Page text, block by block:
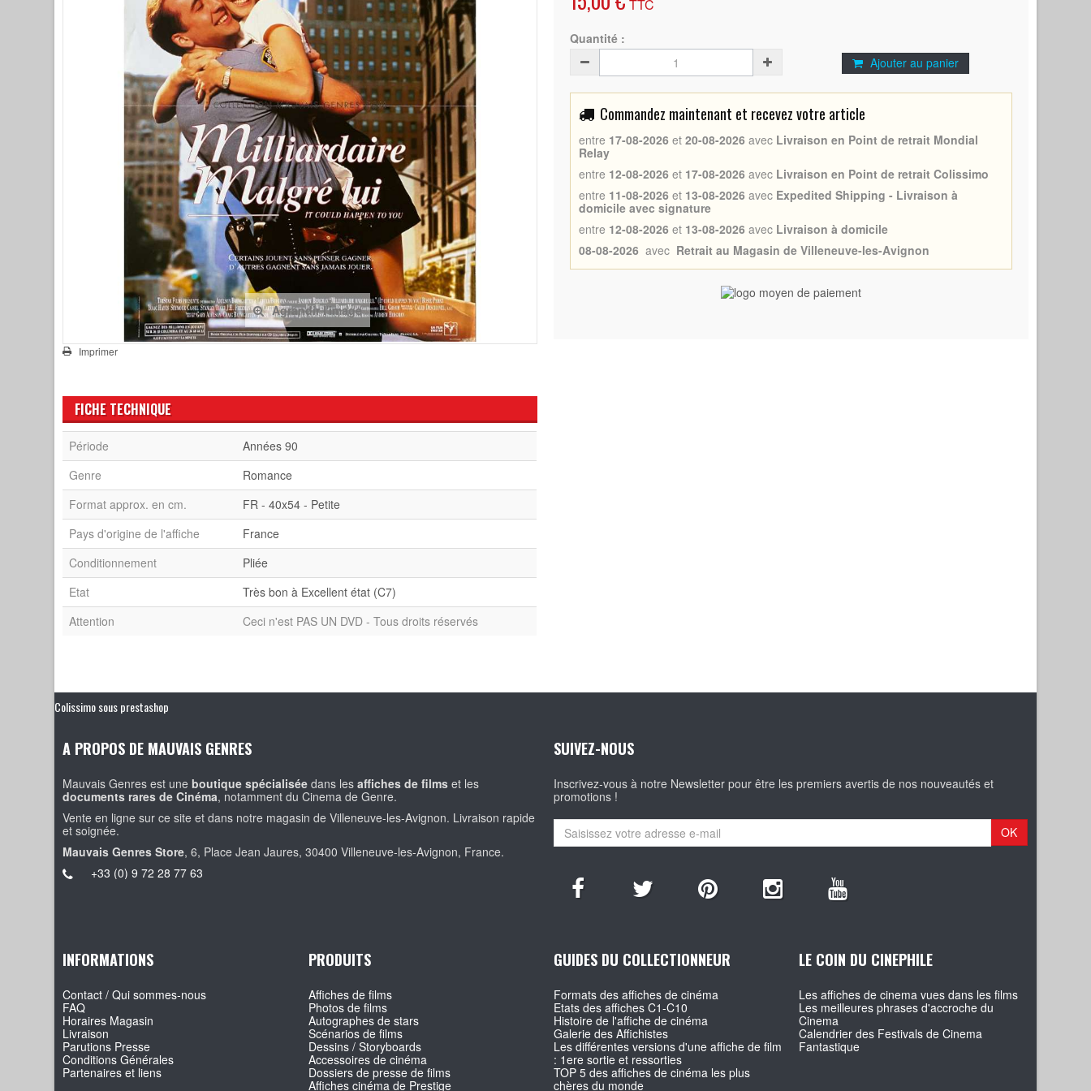
Agrandir l'image
Imprimer
TTC
Quantité :
Ajouter au panier
Commandez maintenant et recevez votre article
entre 17-08-2026 et 20-08-2026 avec Livraison en Point de retrait Mondial
Relay
entre 12-08-2026 et 17-08-2026 avec Livraison en Point de retrait Colissimo
entre 11-08-2026 et 13-08-2026 avec Expedited Shipping - Livraison à
domicile avec signature
entre 12-08-2026 et 13-08-2026 avec Livraison à domicile
08-08-2026 avec Retrait au Magasin de Villeneuve-les-Avignon
FICHE TECHNIQUE
Période
Années 90
Genre
Romance
Format approx. en cm.
FR - 40x54 - Petite
Pays d'origine de l'affiche
France
Conditionnement
Pliée
Etat
Très bon à Excellent état (C7)
Attention
Ceci n'est PAS UN DVD - Tous droits réservés
Colissimo sous prestashop
A PROPOS DE MAUVAIS GENRES
Mauvais Genres est uneboutique spécialisée dans lesaffiches de films et les
documents rares de Cinéma, notamment du Cinema de Genre.
Vente en ligne sur ce site et dans notre magasin de Villeneuve-les-Avignon. Livraison rapide
et soignée.
Mauvais Genres Store, 6, Place Jean Jaures, 30400 Villeneuve-les-Avignon, France.
+33 (0) 9 72 28 77 63
SUIVEZ-NOUS
Inscrivez-vous à notre Newsletter pour être les premiers avertis de nos nouveautés et
promotions !
OK
INFORMATIONS
Contact / Qui sommes-nous
FAQ
Horaires Magasin
Livraison
Parutions Presse
Conditions Générales
Partenaires et liens
PRODUITS
Affiches de films
Photos de films
Autographes de stars
Scénarios de films
Dessins / Storyboards
Accessoires de cinéma
Dossiers de presse de films
Affiches cinéma de Prestige
GUIDES DU COLLECTIONNEUR
Formats des affiches de cinéma
Etats des affiches C1-C10
Histoire de l'affiche de cinéma
Galerie des Affichistes
Les différentes versions d'une affiche de film
: 1ere sortie et ressorties
TOP 5 des affiches de cinéma les plus
chères du monde
LE COIN DU CINEPHILE
Les affiches de cinema vues dans les films
Les meilleures phrases d'accroche du
Cinema
Calendrier des Festivals de Cinema
Fantastique